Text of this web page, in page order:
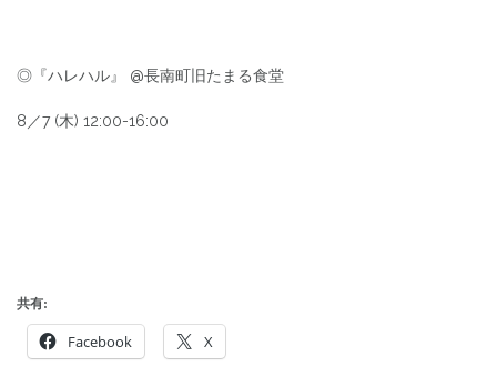
◎『ハレハル』 @長南町旧たまる食堂
8／7 (木) 12:00-16:00
共有:
Facebook X